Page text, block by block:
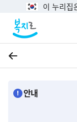
이 누리집
이전
안내